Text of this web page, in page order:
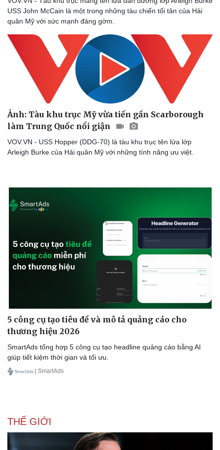
Doanh nghiệp
Thông tin doanh nghiệp
Doanh nghiệp 24h
Doanh nhân
Vì cộng đồng
Công nghệ
Sành điệu
Tin Công nghệ
Trải nghiệm
Chuyển đổi số
USS John McCain là một trong những tàu chiến tối tân của Hải
quân Mỹ với sức mạnh đáng gờm.
Ảnh: Tàu khu trục Mỹ vừa tiến gần Scarborough
làm Trung Quốc nổi giận
VOV.VN - USS Hopper (DDG-70) là tàu khu trục tên lửa lớp
Arleigh Burke của Hải quân Mỹ với những tính năng ưu việt.
5 công cụ tạo tiêu đề và mô tả quảng cáo cho
thương hiệu 2026
SmartAds tổng hợp 5 công cụ tạo headline quảng cáo bằng AI
giúp tiết kiệm thời gian và tối ưu.
| SmartAds
THẾ GIỚI